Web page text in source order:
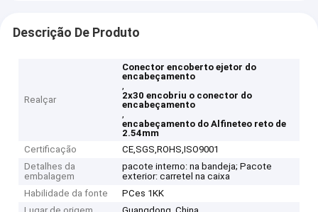
Descrição De Produto
Realçar
Conector encoberto ejetor do
encabeçamento
,
2x30 encobriu o conector do
encabeçamento
,
encabeçamento do Alfineteo reto de
2.54mm
Certificação
CE,SGS,ROHS,ISO9001
Detalhes da
embalagem
pacote interno: na bandeja; Pacote
exterior: carretel na caixa
Habilidade da fonte
PCes 1KK